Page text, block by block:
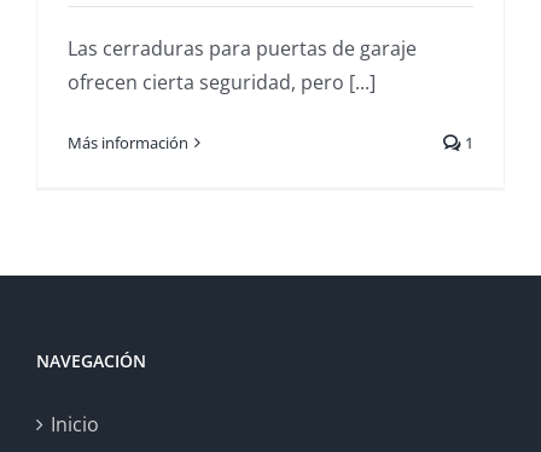
Las cerraduras para puertas de garaje
ofrecen cierta seguridad, pero [...]
Más información 1
NAVEGACIÓN
Inicio